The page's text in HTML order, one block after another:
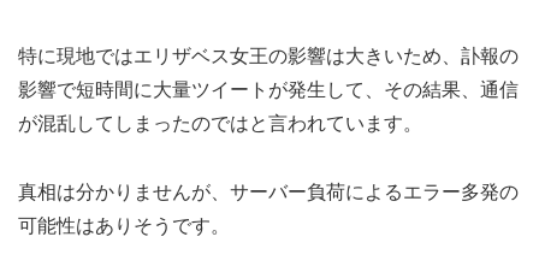
特に現地ではエリザベス女王の影響は大きいため、訃報の
影響で短時間に大量ツイートが発生して、その結果、通信
が混乱してしまったのではと言われています。
真相は分かりませんが、サーバー負荷によるエラー多発の
可能性はありそうです。